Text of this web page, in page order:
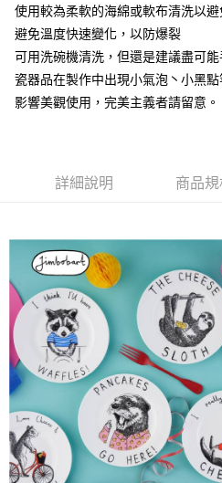
黑貓宅配(離島)
每筆NT$250，滿NT$2,000(含以上)
付款後門市自取
每筆NT$120，滿NT$1,000(含以上)
使用較為柔軟的海綿或軟布清洗以
避免溫度快速變化，以防爆裂
可用洗碗機清洗，但還是建議盡可
瓷器品在製作中出現小氣泡丶小黑
影響美觀使用，完美主義者請留意。
詳細說明 商品